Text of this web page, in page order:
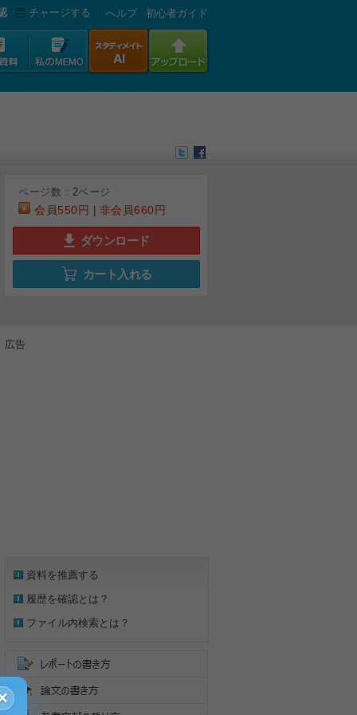
チャージする へルプ 初心者ガイド
ページ数 : 2ページ
会員550円 非会員660円
ダウンロード
カート入れる
広告
資料を推薦する
履歴を確認とは？
ファイル内検索とは？